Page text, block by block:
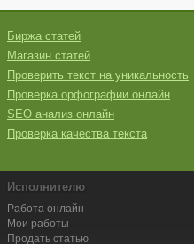
Биржа статей
Магазин статей
Проверить текст на уникальность
Проверка орфографии онлайн
SEO анализ онлайн
Проверка качества текста
Исполнителю
Работа онлайн
Мои работы
Продать статью